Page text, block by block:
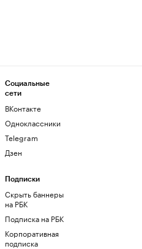
Социальные
сети
ВКонтакте
Одноклассники
Telegram
Дзен
Подписки
Скрыть баннеры
на РБК
Подписка на РБК
Корпоративная
подписка